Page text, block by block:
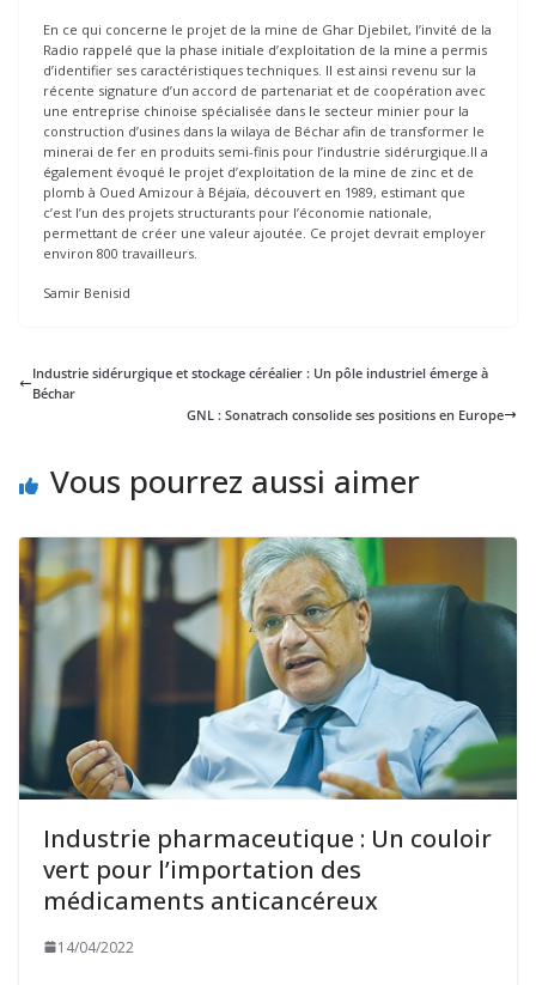
En ce qui concerne le projet de la mine de Ghar Djebilet, l’invité de la
Radio rappelé que la phase initiale d’exploitation de la mine a permis
d’identifier ses caractéristiques techniques. Il est ainsi revenu sur la
récente signature d’un accord de partenariat et de coopération avec
une entreprise chinoise spécialisée dans le secteur minier pour la
construction d’usines dans la wilaya de Béchar afin de transformer le
minerai de fer en produits semi-finis pour l’industrie sidérurgique.Il a
également évoqué le projet d’exploitation de la mine de zinc et de
plomb à Oued Amizour à Béjaïa, découvert en 1989, estimant que
c’est l’un des projets structurants pour l’économie nationale,
permettant de créer une valeur ajoutée. Ce projet devrait employer
environ 800 travailleurs.
Samir Benisid
Industrie sidérurgique et stockage céréalier : Un pôle industriel émerge à
Béchar
GNL : Sonatrach consolide ses positions en Europe
Vous pourrez aussi aimer
Industrie pharmaceutique : Un couloir
vert pour l’importation des
médicaments anticancéreux
14/04/2022